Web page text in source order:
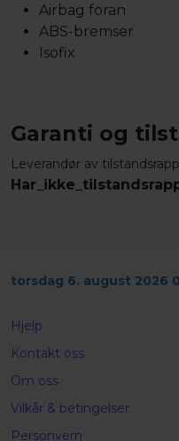
Airbag foran
ABS-bremser
Isofix
Garanti og
Leverandør av
torsdag 6. august 2026
Hjelp
Kontakt oss
Om oss
Vilkår & betingelser
Personvern